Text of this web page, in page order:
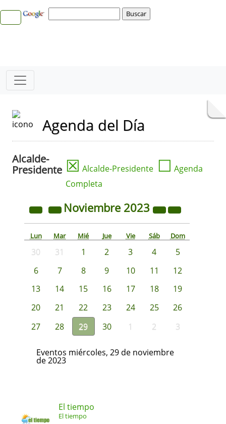
Agenda del Día
Alcalde-
Presidente ☒ Alcalde-Presidente ☐ Agenda
Completa
Noviembre 2023
Lun Mar Mié Jue Vie Sáb Dom
30 31 1 2 3 4
5
6
7 8 9 10 11
12
13
14 15 16 17 18
19
20
21 22 23 24 25
26
27
28 29 30 1 2 3
Eventos miércoles, 29 de noviembre
de 2023
El tiempo
El tiempo